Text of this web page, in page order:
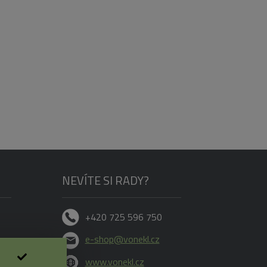
NEVÍTE SI RADY?
+420 725 596 750
e-shop@vonekl.cz
www.vonekl.cz